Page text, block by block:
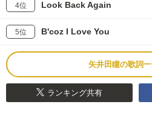
4位 Look Back Again
5位 B'coz I Love You
矢井田瞳の歌詞
ランキング共有